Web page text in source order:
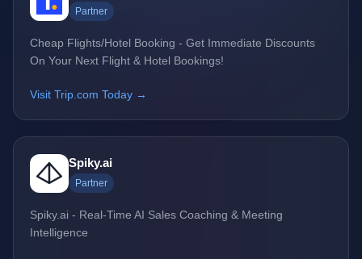
Partner
Cheap Flights/Hotel Booking - Get Immediate Discounts
On Your Next Flight & Hotel Bookings!
Visit Trip.com Today →
Spiky.ai
Partner
Spiky.ai - Real-Time AI Sales Coaching & Meeting
Intelligence